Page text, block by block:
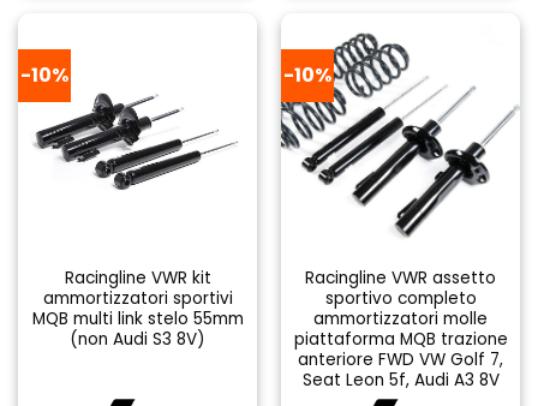
-10%
Racingline VWR kit
ammortizzatori sportivi
MQB multi link stelo 55mm
(non Audi S3 8V)
-10%
Racingline VWR assetto
sportivo completo
ammortizzatori molle
piattaforma MQB trazione
anteriore FWD VW Golf 7,
Seat Leon 5f, Audi A3 8V